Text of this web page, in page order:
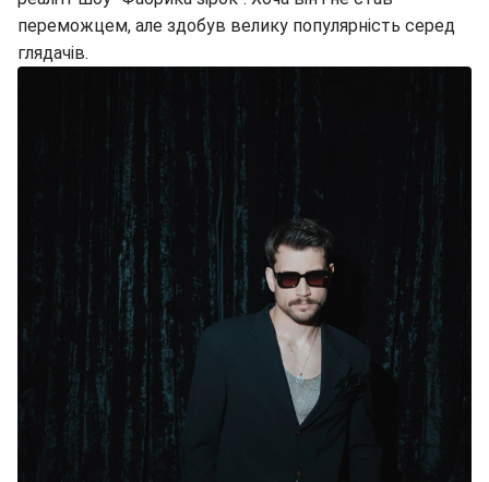
переможцем, але здобув велику популярність серед
глядачів.